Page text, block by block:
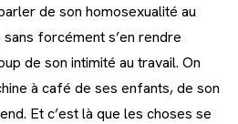
de son homosexualité au
forcément s’en rendre
de son intimité au travail. On
à café de ses enfants, de son
Et c’est là que les choses se